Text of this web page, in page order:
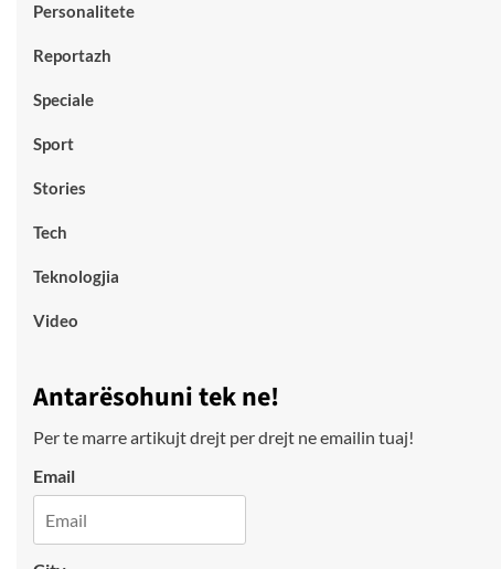
Personalitete
Reportazh
Speciale
Sport
Stories
Tech
Teknologjia
Video
Antarësohuni tek ne!
Per te marre artikujt drejt per drejt ne emailin tuaj!
Email